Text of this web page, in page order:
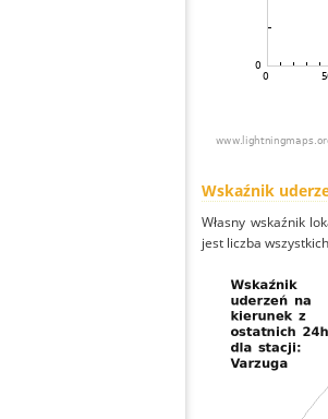
Wskaźnik
Własny wskaźnik
jest liczba